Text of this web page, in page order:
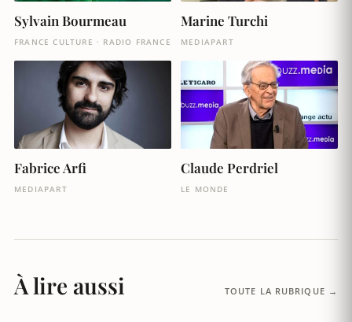
Sylvain Bourmeau
FRANCE CULTURE · RADIO FRANCE
Marine Turchi
MEDIAPART
Fabrice Arfi
MEDIAPART
Claude Perdriel
LE MONDE
À lire aussi TOUTE LA RUBRIQUE →